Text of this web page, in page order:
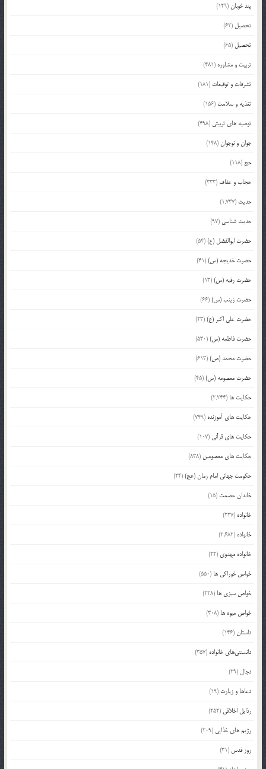
پند خوبان(129)
تحصیل (62)
تحصیل (65)
تربیت و مشاوره (481)
تشرفات و توقیعات (181)
تغذیه و سلامت (156)
توصیه های تربیتی (498)
جوان و نوجوان(148)
حج (118)
حجاب و عفاف (333)
حدیث (1,737)
حدیث شناسی (97)
حضرت ابوالفضل (ع)(54)
حضرت خدیجه (س)(41)
حضرت رقیه (س)(13)
حضرت زینب (س)(66)
حضرت علی اکبر (ع)(23)
حضرت فاطمه (س)(530)
حضرت محمد (ص)(613)
حضرت معصومه (س)(45)
حکایت ها (2,244)
حکایت های آموزنده (749)
حکایت های قرآنی (107)
حکایت های معصومین (838)
حکومت جهانی امام زمان (عج)(24)
خاندان عصمت (15)
خانواده (227)
خانواده (2,682)
خانواده مهدوی (22)
خواص خوراکی ها (550)
خواص سبزی ها (228)
خواص میوه ها (308)
داستان(146)
دانستنی‌های خانواده (357)
دجال (29)
دعاها و زیارت (19)
رذایل اخلاقی (252)
رژیم های غذایی (209)
روز قدس (31)